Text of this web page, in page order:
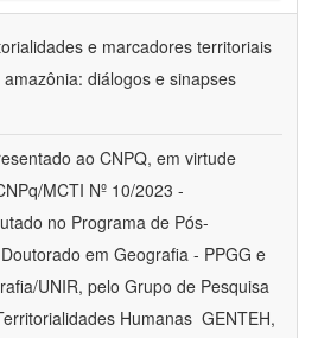
e marcadores territoriais
diálogos e sinapses
ao CNPQ, em virtude
MCTI Nº 10/2023 -
no Programa de Pós-
em Geografia - PPGG e
UNIR, pelo Grupo de Pesquisa
Humanas  GENTEH,